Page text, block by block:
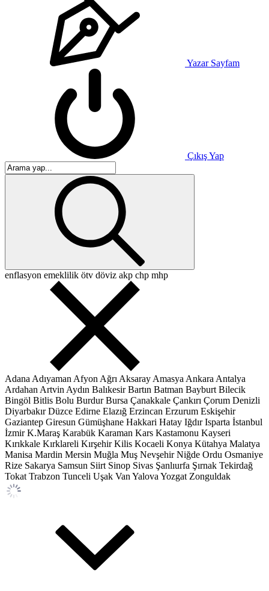
Yazar Sayfam
Çıkış Yap
enflasyon emeklilik ötv döviz akp chp mhp
Adana Adıyaman Afyon Ağrı Aksaray Amasya Ankara Antalya
Ardahan Artvin Aydın Balıkesir Bartın Batman Bayburt Bilecik
Bingöl Bitlis Bolu Burdur Bursa Çanakkale Çankırı Çorum Denizli
Diyarbakır Düzce Edirne Elazığ Erzincan Erzurum Eskişehir
Gaziantep Giresun Gümüşhane Hakkari Hatay Iğdır Isparta İstanbul
İzmir K.Maraş Karabük Karaman Kars Kastamonu Kayseri
Kırıkkale Kırklareli Kırşehir Kilis Kocaeli Konya Kütahya Malatya
Manisa Mardin Mersin Muğla Muş Nevşehir Niğde Ordu Osmaniye
Rize Sakarya Samsun Siirt Sinop Sivas Şanlıurfa Şırnak Tekirdağ
Tokat Trabzon Tunceli Uşak Van Yalova Yozgat Zonguldak